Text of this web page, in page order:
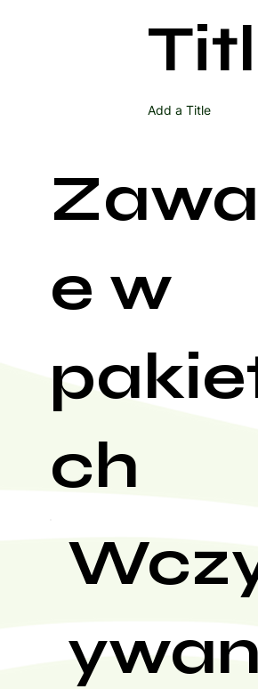
Add a Title
e w
ch